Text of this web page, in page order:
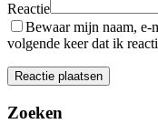
Reactie
Bewaar mijn naam, e-
volgende keer dat ik
Zoeken